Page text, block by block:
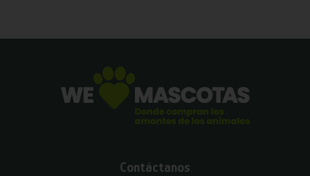
Contáctanos